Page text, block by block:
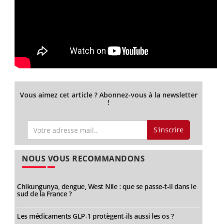
Vous aimez cet article ? Abonnez-vous à la newsletter
!
S'inscrire
NOUS VOUS RECOMMANDONS
Chikungunya, dengue, West Nile : que se passe-t-il dans le
sud de la France ?
Les médicaments GLP-1 protègent-ils aussi les os ?